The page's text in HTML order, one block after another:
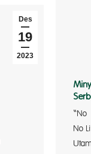
No
Des
19
2023